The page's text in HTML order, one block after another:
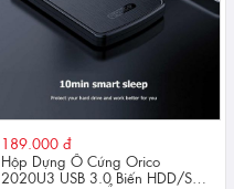
189.000 đ
Hộp Dựng Ổ Cứng Orico
2020U3 USB 3.0 Biến HDD/SSD